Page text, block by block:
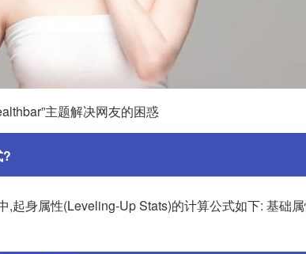
主题解决网友的困惑
?
,起身属性(Leveling-Up Stats)的计算公式如下: 基础